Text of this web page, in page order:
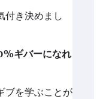
付き決めまし
ギバーになれ
ブを学ぶことが